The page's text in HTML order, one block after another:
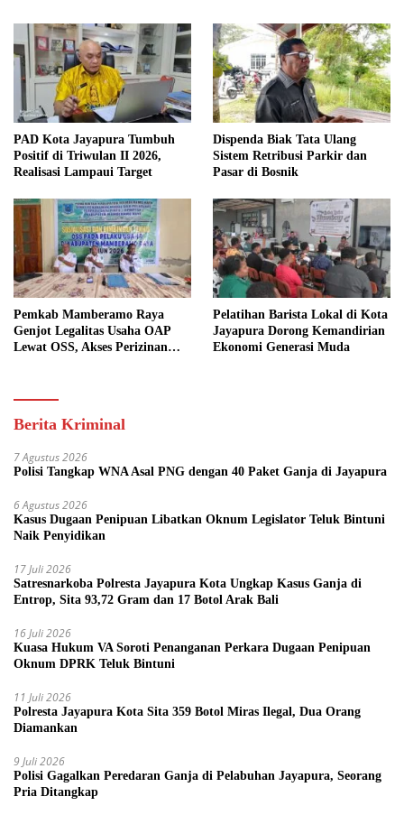
PAD Kota Jayapura Tumbuh
Positif di Triwulan II 2026,
Realisasi Lampaui Target
Dispenda Biak Tata Ulang
Sistem Retribusi Parkir dan
Pasar di Bosnik
Pemkab Mamberamo Raya
Genjot Legalitas Usaha OAP
Lewat OSS, Akses Perizinan
Pelatihan Barista Lokal di Kota
Jayapura Dorong Kemandirian
Ekonomi Generasi Muda
Berita Kriminal
7 Agustus 2026
Polisi Tangkap WNA Asal PNG dengan 40 Paket Ganja di Jayapura
6 Agustus 2026
Kasus Dugaan Penipuan Libatkan Oknum Legislator Teluk Bintuni
Naik Penyidikan
17 Juli 2026
Satresnarkoba Polresta Jayapura Kota Ungkap Kasus Ganja di
Entrop, Sita 93,72 Gram dan 17 Botol Arak Bali
16 Juli 2026
Kuasa Hukum VA Soroti Penanganan Perkara Dugaan Penipuan
Oknum DPRK Teluk Bintuni
11 Juli 2026
Polresta Jayapura Kota Sita 359 Botol Miras Ilegal, Dua Orang
Diamankan
9 Juli 2026
Polisi Gagalkan Peredaran Ganja di Pelabuhan Jayapura, Seorang
Pria Ditangkap